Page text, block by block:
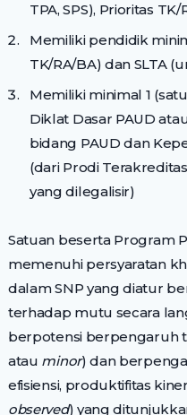
TPA, SPS), Prioritas TK/
Memiliki pendidik
TK/RA/BA) dan SLTA
Memiliki minimal 1
Diklat Dasar PAUD
bidang PAUD dan
(dari Prodi
yang dilegalisir)
Satuan beserta Program
memenuhi persyaratan
dalam SNP yang diatur
terhadap mutu secara
berpotensi berpengaruh
atau minor) dan
efisiensi, produktifitas
observed) yang